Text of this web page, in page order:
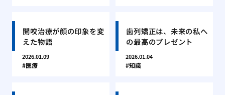
開咬治療が顔の印象を変
えた物語
2026.01.09
医療
歯列矯正は、未来の私へ
の最高のプレゼント
2026.01.04
知識